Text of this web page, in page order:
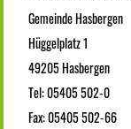
Gemeinde Hasbergen
Hüggelplatz 1
49205 Hasbergen
Tel: 05405 502-0
Fax: 05405 502-66